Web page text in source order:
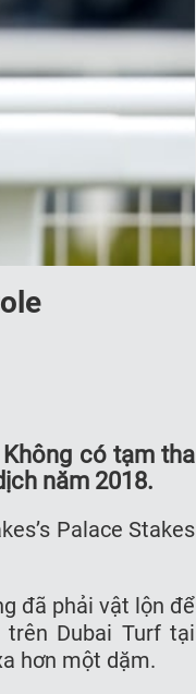
có tạm tha
năm 2018.
Palace Stakes
đã phải vật lộn để
Dubai Turf tại
hơn một dặm.